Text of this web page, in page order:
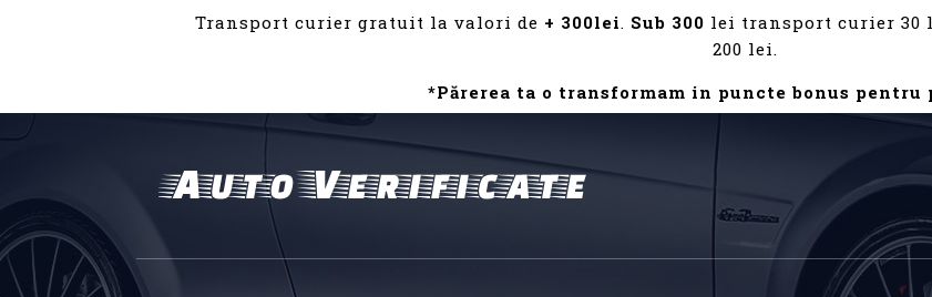
Transport curier gratuit la valori de + 300lei. Sub 300 lei transport curier 30
200 lei.
*Părerea ta o transformam in puncte bonus pentru